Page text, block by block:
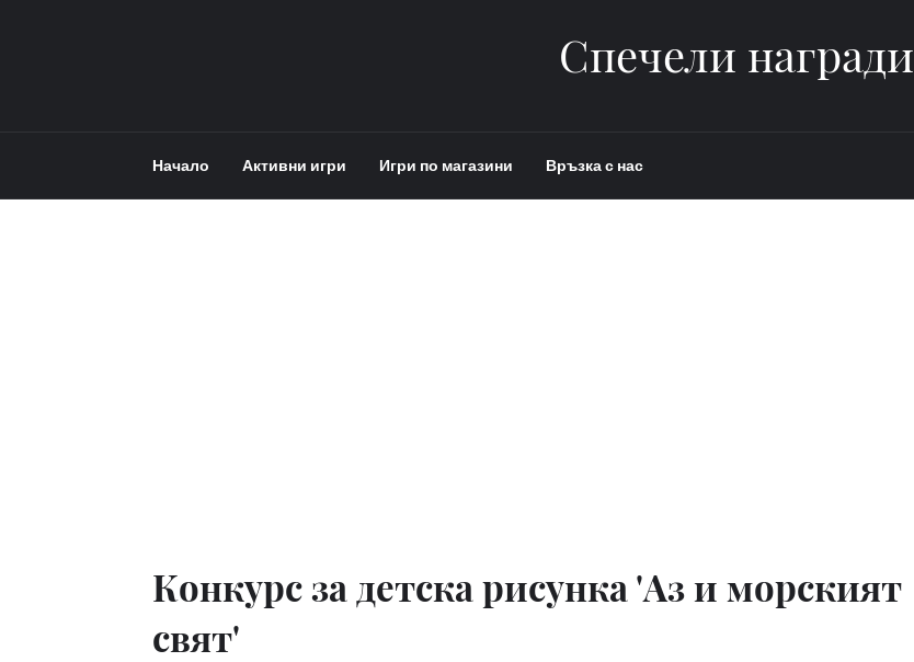
Спечели награди
Начало Активни игри Игри по магазини Връзка с нас
Конкурс за детска рисунка 'Аз и морският
свят'